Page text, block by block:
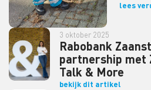
lees
3 oktober 2025
Rabobank
partnership met
Talk & More
bekijk dit artikel